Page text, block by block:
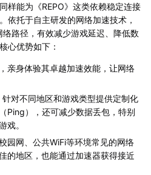
样能为《REPO》这类依赖稳定连接
依托于自主研发的网络加速技术，
络路径，有效减少游戏延迟、降低数
心优势如下：
亲身体验其卓越加速效能，让网络
针对不同地区和游戏类型提供定制化
Ping），还可减少数据丢包，特别
戏。
园网、公共WiFi等环境常见的网络
的地区，也能通过加速器获得接近